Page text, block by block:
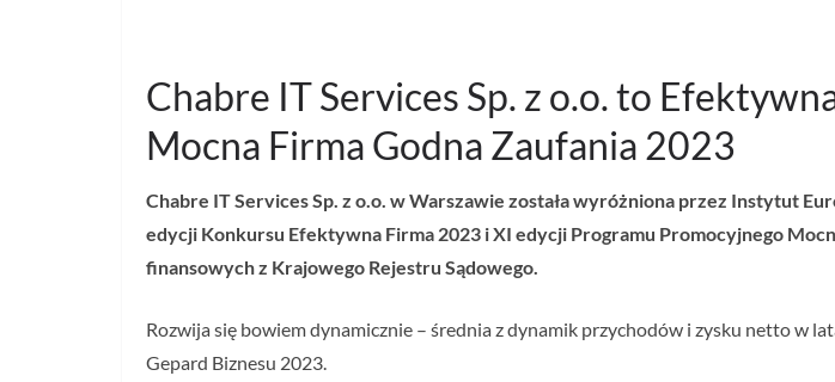
Chabre IT Services Sp. z o.o. to
Mocna Firma Godna Zaufania 2023
Chabre IT Services Sp. z o.o. w Warszawie została wyróżniona przez Instytut
edycji Konkursu Efektywna Firma 2023 i XI edycji Programu Promocyjnego
finansowych z Krajowego Rejestru Sądowego.
Rozwija się bowiem dynamicznie – średnia z dynamik przychodów i zysku netto w
Gepard Biznesu 2023.